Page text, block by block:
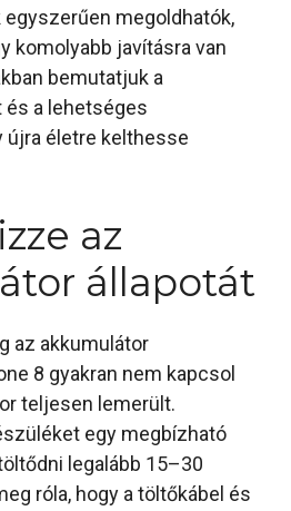
megoldhatók,
komolyabb javításra van
bemutatjuk a
és a lehetséges
újra életre kelthesse
az
állapotát
az akkumulátor
8 gyakran nem kapcsol
teljesen lemerült.
egy megbízható
legalább 15–30
róla, hogy a töltőkábel és